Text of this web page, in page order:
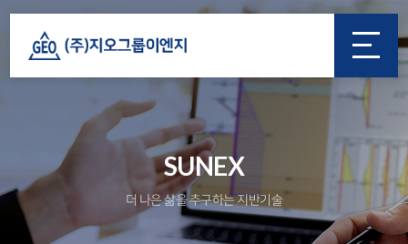
SUNEX
더 나은 삶을 추구하는 지반기술